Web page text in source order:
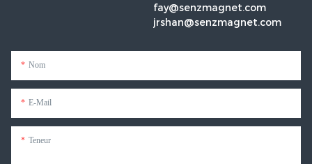
fay@senzmagnet.com
jrshan@senzmagnet.com
Nom
E-Mail
Teneur